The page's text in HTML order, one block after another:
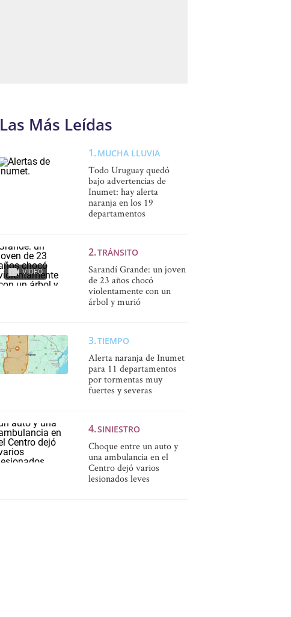
Las Más Leídas
MUCHA LLUVIA
Todo Uruguay quedó
bajo advertencias de
Inumet: hay alerta
naranja en los 19
departamentos
VIDEO
TRÁNSITO
Sarandí Grande: un joven
de 23 años chocó
violentamente con un
árbol y murió
TIEMPO
Alerta naranja de Inumet
para 11 departamentos
por tormentas muy
fuertes y severas
SINIESTRO
Choque entre un auto y
una ambulancia en el
Centro dejó varios
lesionados leves